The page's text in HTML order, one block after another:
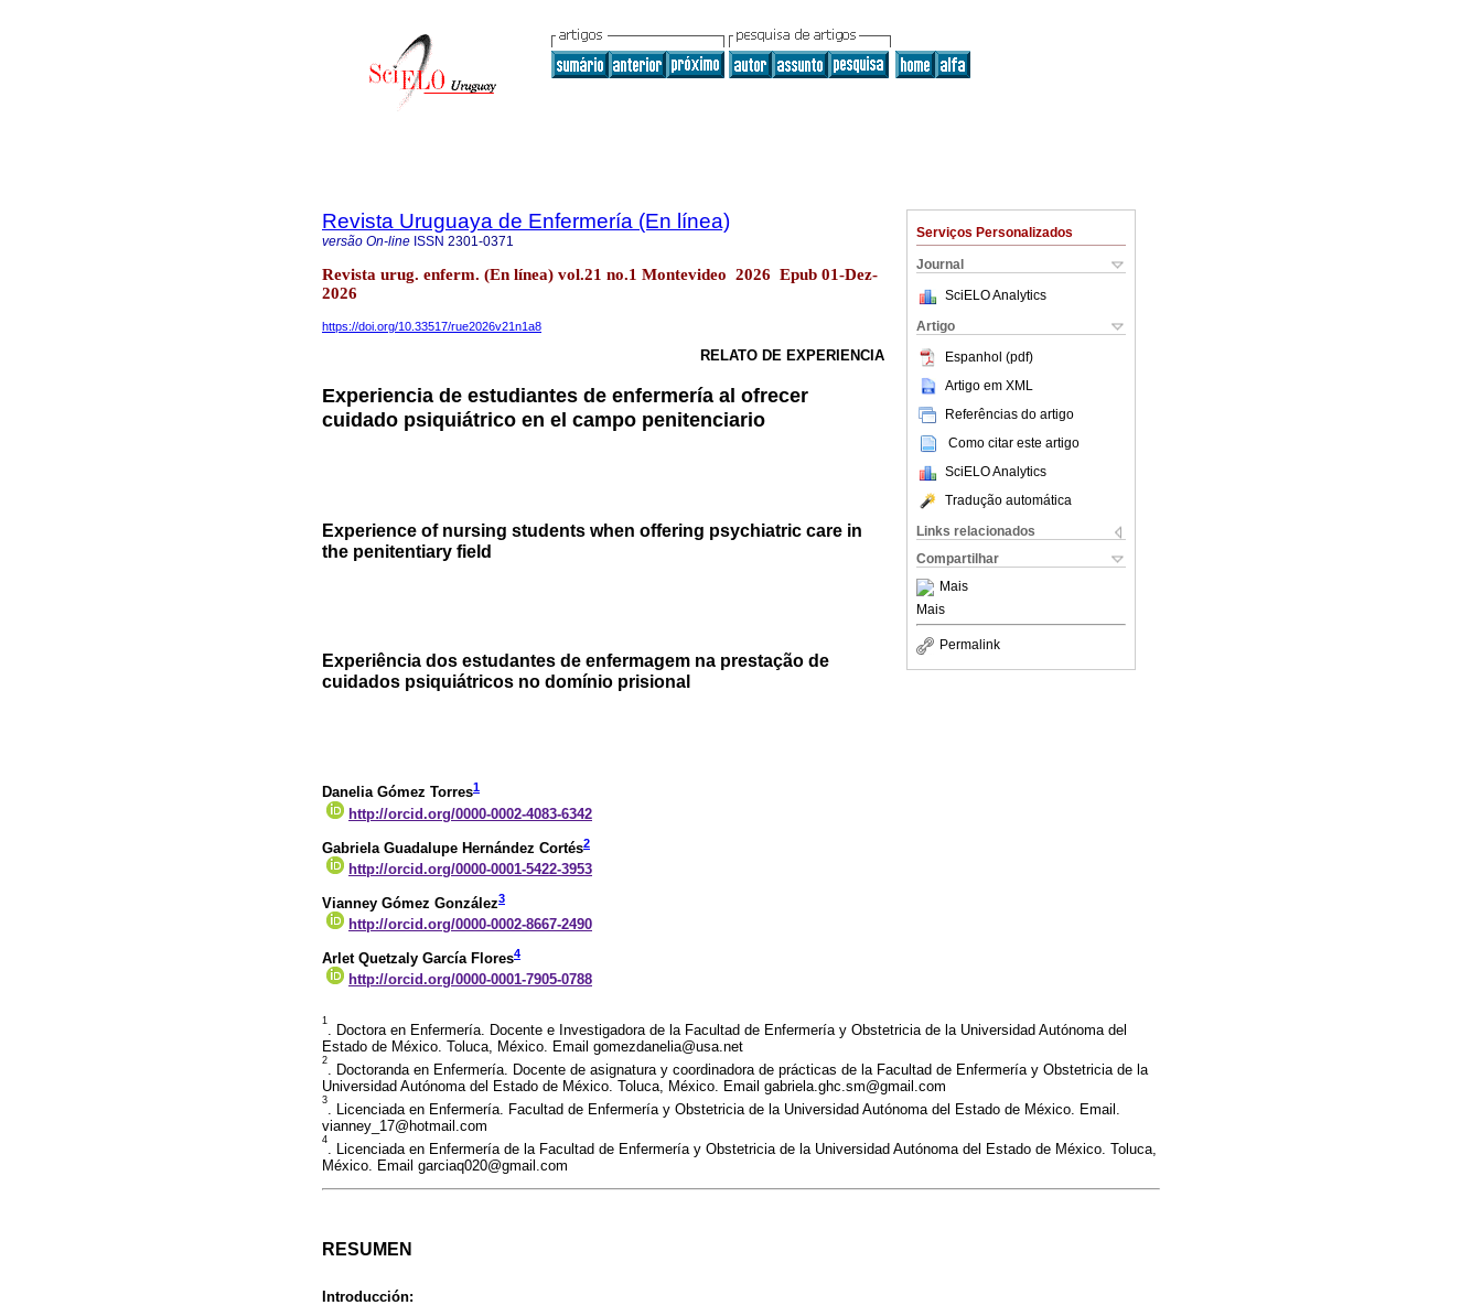
Serviços Personalizados
Journal
SciELO Analytics
Artigo
Espanhol (pdf)
Artigo em XML
Referências do artigo
Como citar este artigo
SciELO Analytics
Tradução automática
Links relacionados
Compartilhar
Mais
Mais
Permalink
Revista Uruguaya de Enfermería (En línea)
versão On-line ISSN 2301-0371
Revista urug. enferm. (En línea) vol.21 no.1 Montevideo 2026 Epub 01-Dez-
2026
https://doi.org/10.33517/rue2026v21n1a8
RELATO DE EXPERIENCIA
Experiencia de estudiantes de enfermería al ofrecer
cuidado psiquiátrico en el campo penitenciario
Experience of nursing students when offering psychiatric care in
the penitentiary field
Experiência dos estudantes de enfermagem na prestação de
cuidados psiquiátricos no domínio prisional
Danelia Gómez Torres1
http://orcid.org/0000-0002-4083-6342
Gabriela Guadalupe Hernández Cortés2
http://orcid.org/0000-0001-5422-3953
Vianney Gómez González3
http://orcid.org/0000-0002-8667-2490
Arlet Quetzaly García Flores4
http://orcid.org/0000-0001-7905-0788
1
. Doctora en Enfermería. Docente e Investigadora de la Facultad de Enfermería y Obstetricia de la Universidad Autónoma del
Estado de México. Toluca, México. Email gomezdanelia@usa.net
2
. Doctoranda en Enfermería. Docente de asignatura y coordinadora de prácticas de la Facultad de Enfermería y Obstetricia de la
Universidad Autónoma del Estado de México. Toluca, México. Email gabriela.ghc.sm@gmail.com
3
. Licenciada en Enfermería. Facultad de Enfermería y Obstetricia de la Universidad Autónoma del Estado de México. Email.
vianney_17@hotmail.com
4
. Licenciada en Enfermería de la Facultad de Enfermería y Obstetricia de la Universidad Autónoma del Estado de México. Toluca,
México. Email garciaq020@gmail.com
RESUMEN
Introducción: